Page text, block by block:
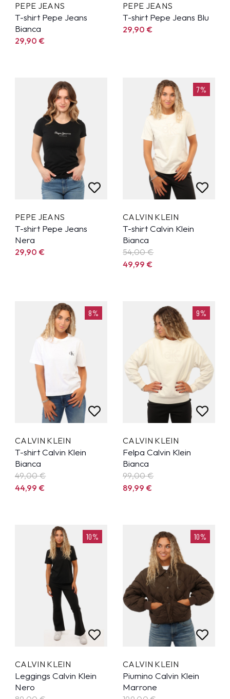
PEPE JEANS
T-shirt Pepe Jeans
Bianca
29,90€
PEPE JEANS
T-shirt Pepe Jeans Blu
29,90€
PEPE JEANS
T-shirt Pepe Jeans
Nera
29,90€
7%
CALVIN KLEIN
T-shirt Calvin Klein
Bianca
54,00 €
49,99€
8%
CALVIN KLEIN
T-shirt Calvin Klein
Bianca
49,00 €
44,99€
9%
CALVIN KLEIN
Felpa Calvin Klein
Bianca
99,00 €
89,99€
10%
CALVIN KLEIN
Leggings Calvin Klein
Nero
10%
CALVIN KLEIN
Piumino Calvin Klein
Marrone